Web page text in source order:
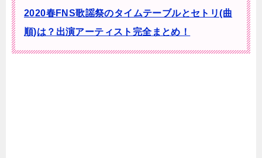
2020春FNS歌謡祭のタイムテーブルとセトリ(曲
順)は？出演アーティスト完全まとめ！